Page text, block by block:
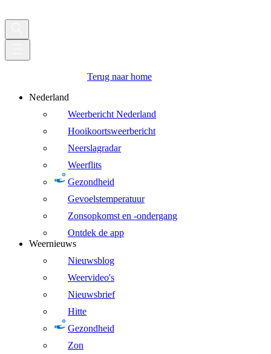
Terug naar home
Nederland
Weerbericht Nederland
Hooikoortsweerbericht
Neerslagradar
Weerflits
Gezondheid
Gevoelstemperatuur
Zonsopkomst en -ondergang
Ontdek de app
Weernieuws
Nieuwsblog
Weervideo's
Nieuwsbrief
Hitte
Gezondheid
Zon